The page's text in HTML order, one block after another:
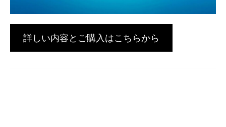
詳しい内容とご購入はこちらから